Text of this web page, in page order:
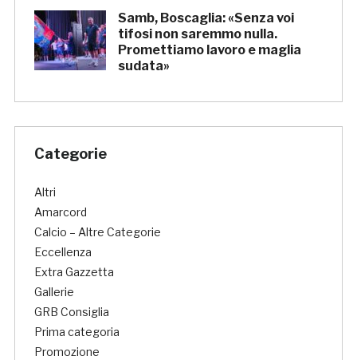
Samb, Boscaglia: «Senza voi
tifosi non saremmo nulla.
Promettiamo lavoro e maglia
sudata»
Categorie
Altri
Amarcord
Calcio – Altre Categorie
Eccellenza
Extra Gazzetta
Gallerie
GRB Consiglia
Prima categoria
Promozione